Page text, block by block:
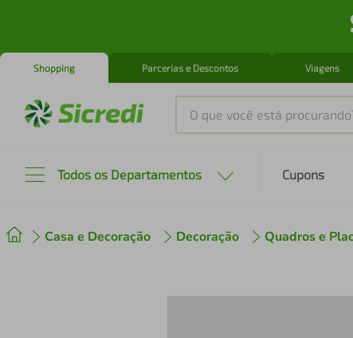
Shopping Parcerias e Descontos Viagens
O que você está procurando?
Todos os Departamentos Cupons
Casa e Decoração Decoração Quadros e
º cafeteira